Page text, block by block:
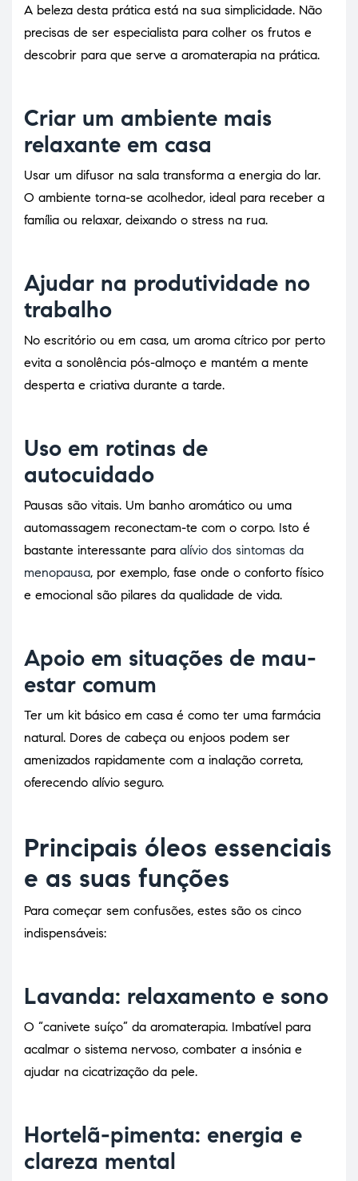
A beleza desta prática está na sua simplicidade. Não
precisas de ser especialista para colher os frutos e
descobrir para que serve a aromaterapia na prática.
Criar um ambiente mais
relaxante em casa
Usar um difusor na sala transforma a energia do lar.
O ambiente torna-se acolhedor, ideal para receber a
família ou relaxar, deixando o stress na rua.
Ajudar na produtividade no
trabalho
No escritório ou em casa, um aroma cítrico por perto
evita a sonolência pós-almoço e mantém a mente
desperta e criativa durante a tarde.
Uso em rotinas de
autocuidado
Pausas são vitais. Um banho aromático ou uma
automassagem reconectam-te com o corpo. Isto é
bastante interessante para alívio dos sintomas da
menopausa, por exemplo, fase onde o conforto físico
e emocional são pilares da qualidade de vida.
Apoio em situações de mau-
estar comum
Ter um kit básico em casa é como ter uma farmácia
natural. Dores de cabeça ou enjoos podem ser
amenizados rapidamente com a inalação correta,
oferecendo alívio seguro.
Principais óleos essenciais
e as suas funções
Para começar sem confusões, estes são os cinco
indispensáveis:
Lavanda: relaxamento e sono
O “canivete suíço” da aromaterapia. Imbatível para
acalmar o sistema nervoso, combater a insónia e
ajudar na cicatrização da pele.
Hortelã-pimenta: energia e
clareza mental